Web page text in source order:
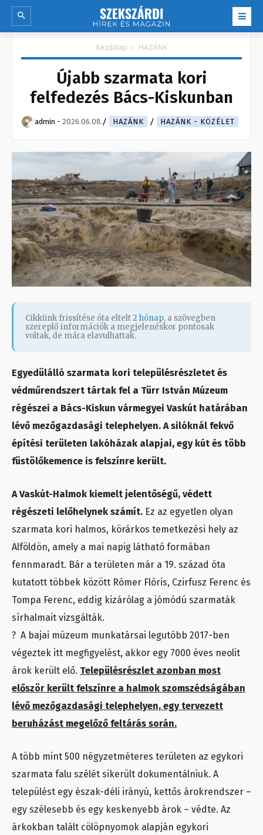
Kezdőlap HAZÁNK
Újabb szarmata kori
felfedezés Bács-Kiskunban
admin - 2026.06.08. HAZÁNK HAZÁNK - KÖZÉLET
Cikkünk frissítése óta eltelt2 hónap, a szövegben
szereplő információk a megjelenéskor pontosak
voltak, de mára elavulhattak.
Egyedülálló szarmata kori településrészletet és
védműrendszert tártak fel a Türr István Múzeum
régészei a Bács-Kiskun vármegyei Vaskút határában
lévő mezőgazdasági telephelyen. A silóknál fekvő
építési területen lakóházak alapjai, egy kút és több
füstölőkemence is felszínre került.
A Vaskút-Halmok kiemelt jelentőségű, védett
régészeti lelőhelynek számít. Ez az egyetlen olyan
szarmata kori halmos, körárkos temetkezési hely az
Alföldön, amely a mai napig látható formában
fennmaradt. Bár a területen már a 19. század óta
kutatott többek között Rómer Flóris, Czirfusz Ferenc és
Tompa Ferenc, eddig kizárólag a jómódú szarmaták
sírhalmait vizsgálták.
? A bajai múzeum munkatársai legutóbb 2017-ben
végeztek itt megfigyelést, akkor egy 7000 éves neolit
árok került elő. Településrészlet azonban most
először került felszínre a halmok szomszédságában
lévő mezőgazdasági telephelyen, egy tervezett
beruházást megelőző feltárás során.
A több mint 500 négyzetméteres területen az egykori
szarmata falu szélét sikerült dokumentálniuk. A
települést egy észak-déli irányú, kettős árokrendszer –
egy szélesebb és egy keskenyebb árok – védte. Az
árkokban talált cölöpnyomok alapján egykori